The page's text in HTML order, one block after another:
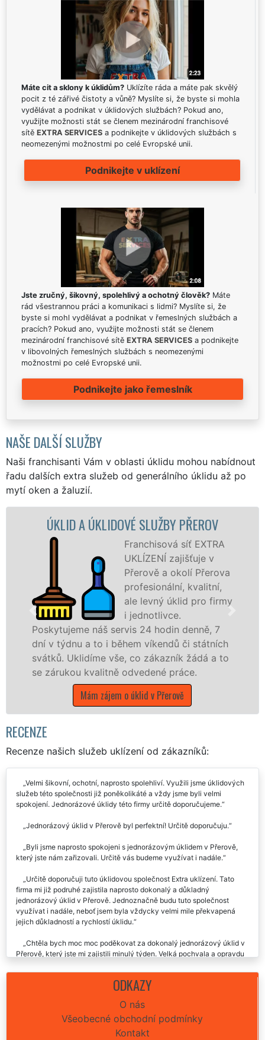
Máte cit a sklony k úklidům? Uklízíte ráda a máte pak skvělý
pocit z té zářivé čistoty a vůně? Myslíte si, že byste si mohla
vydělávat a podnikat v úklidových službách? Pokud ano,
využijte možnosti stát se členem mezinárodní franchisové
sítě EXTRA SERVICES a podnikejte v úklidových službách s
neomezenými možnostmi po celé Evropské unii.
Podnikejte v uklízení
Jste zručný, šikovný, spolehlivý a ochotný člověk? Máte
rád všestrannou práci a komunikaci s lidmi? Myslíte si, že
byste si mohl vydělávat a podnikat v řemeslných službách a
pracích? Pokud ano, využijte možnosti stát se členem
mezinárodní franchisové sítě EXTRA SERVICES a podnikejte
v libovolných řemeslných službách s neomezenými
možnostmi po celé Evropské unii.
Podnikejte jako řemeslník
NAŠE DALŠÍ SLUŽBY
Naši franchisanti Vám v oblasti úklidu mohou nabídnout
řadu dalších extra služeb od generálního úklidu až po
mytí oken a žaluzií.
SLUŽBY PŘEROV
Franchisová síť EXTRA
UKLÍZENÍ zajišťuje v
Přerově a okolí Přerova
profesionální, kvalitní,
ale levný úklid pro firmy
i jednotlivce.
24 hodin denně, 7
víkendů či státních
co zákazník žádá a to
odvedené práce.
ÚKLIDOVÁ
nabízíme pro
státní podniky, ale i
Olomouckém kraji s
RECENZE
Recenze našich služeb uklízení od zákazníků:
Velmi šikovní, ochotní, naprosto spolehliví. Využili jsme úklidových
služeb této společnosti již poněkolikáté a vždy jsme byli velmi
spokojení. Jednorázové úklidy této firmy určitě doporučujeme.
Jednorázový úklid v Přerově byl perfektní! Určitě doporučuju.
Byli jsme naprosto spokojeni s jednorázovým úklidem v Přerově,
který jste nám zařizovali. Určitě vás budeme využívat i nadále.
Určitě doporučuji tuto úklidovou společnost Extra uklízení. Tato
firma mi již podruhé zajistila naprosto dokonalý a důkladný
jednorázový úklid v Přerově. Jednoznačně budu tuto společnost
využívat i nadále, neboť jsem byla vždycky velmi mile překvapená
jejich důkladností a rychlostí úklidu.
Chtěla bych moc moc poděkovat za dokonalý jednorázový úklid v
Přerově, který jste mi zajistili minulý týden. Velká pochvala a opravdu
Tato úklidová firma nám poskytla naprosto dokonalý jednorázový
ODKAZY
O nás
Všeobecné obchodní podmínky
Kontakt